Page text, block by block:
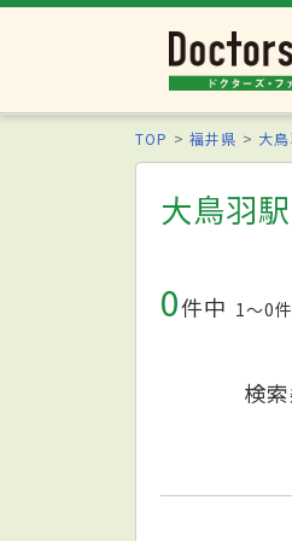
TOP 福井県 大
大鳥羽
0件中 1〜0
検